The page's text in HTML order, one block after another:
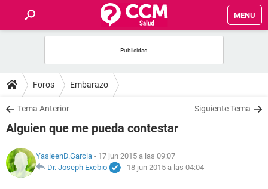
MENU
FOROS
SALUD
FAMILIA
NUTRICIÓN
Foros Embarazo
Tema Anterior Siguiente Tema
Alguien que me pueda contestar
YasleenD.Garcia - 17 jun 2015 a las 09:07
Dr. Joseph Exebio
- 18 jun 2015 a las 04:04